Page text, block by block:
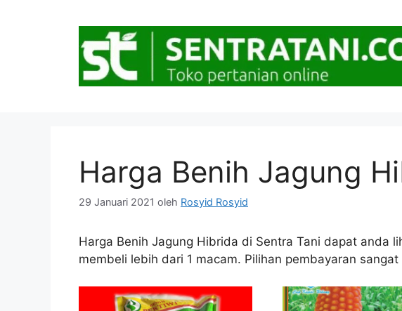
Harga Benih Jagung
29 Januari 2021 oleh Rosyid Rosyid
Harga Benih Jagung Hibrida di Sentra Tani dapat
membeli lebih dari 1 macam. Pilihan pembayaran